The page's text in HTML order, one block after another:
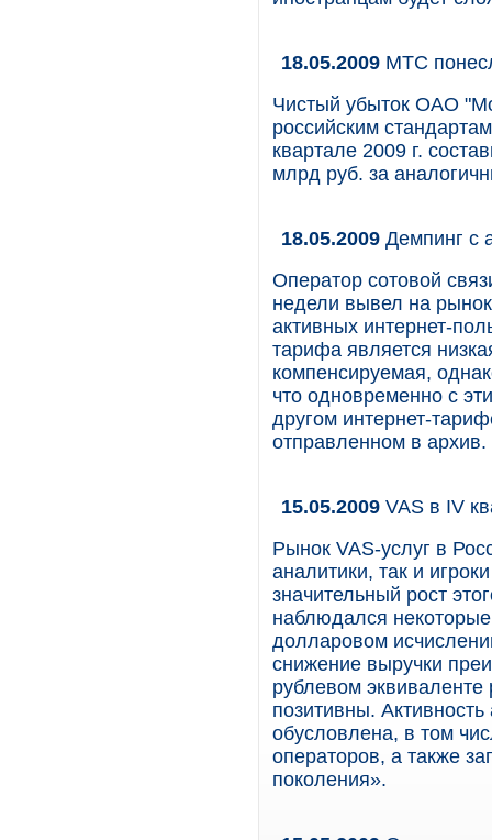
18.05.2009 МТС
Чистый убыток ОАО
российским
квартале 2009 г.
млрд руб. за
18.05.2009 Демпинг с
Оператор сотовой
недели вывел на
активных интернет-
тарифа является
компенсируемая,
что одновременно с
другом интернет-
отправленном в архив.
15.05.2009 VAS в IV
Рынок VAS-услуг в
аналитики, так и
значительный рост
наблюдался
долларовом
снижение выручки
рублевом эквиваленте
позитивны.
обусловлена, в том
операторов, а также
поколения».